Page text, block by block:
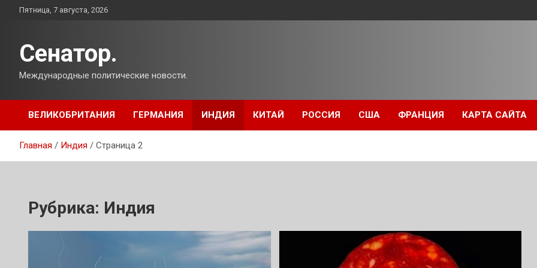
ПерейтиПятница, 7 августа, 2026
Сенатор.
Международные политические новости.
ВЕЛИКОБРИТАНИЯ ГЕРМАНИЯ ИНДИЯ КИТАЙ РОССИЯ США ФРАНЦИЯ КАРТА САЙТА
Главная Индия Страница 2
Рубрика: Индия